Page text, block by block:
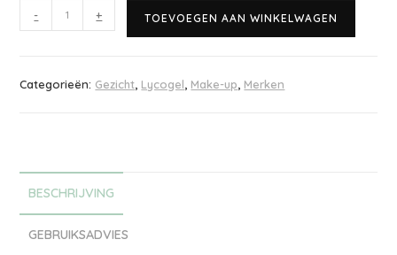
- + TOEVOEGEN AAN WINKELWAGEN
Categorieën: Gezicht Lycogel Make-up Merken
BESCHRIJVING
GEBRUIKSADVIES